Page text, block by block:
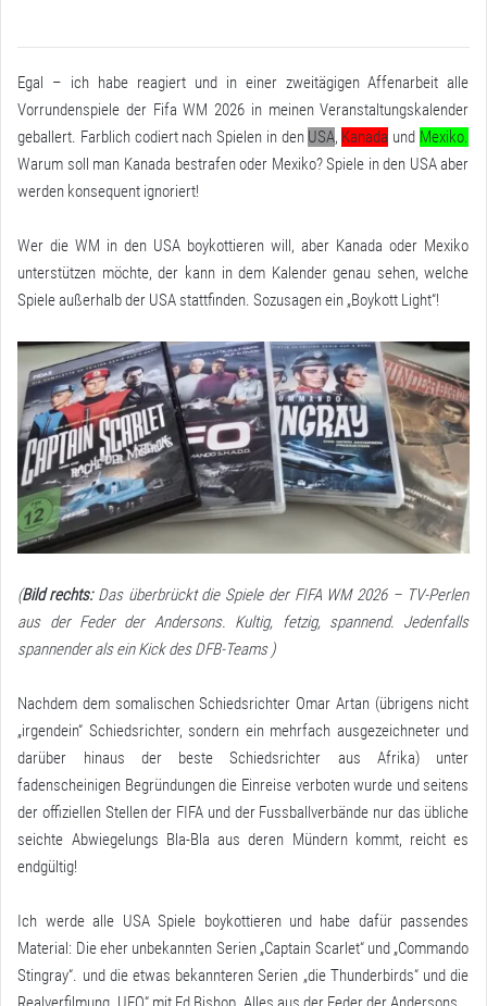
Egal – ich habe reagiert und in einer zweitägigen Affenarbeit alle
Vorrundenspiele der Fifa WM 2026 in meinenVeranstaltungskalender
geballert. Farblich codiert nach Spielen in den USA, Kanada und Mexiko.
Warum soll man Kanada bestrafen oder Mexiko? Spiele in den USA aber
werden konsequent ignoriert!
Wer die WM in den USA boykottieren will, aber Kanada oder Mexiko
unterstützen möchte, der kann in dem Kalender genau sehen, welche
Spiele außerhalb der USA stattfinden. Sozusagen ein „Boykott Light“!
(Bild rechts:Das überbrückt die Spiele der FIFA WM 2026 – TV-Perlen
aus der Feder der Andersons. Kultig, fetzig, spannend. Jedenfalls
spannender als ein Kick des DFB-Teams )
Nachdem dem somalischen Schiedsrichter Omar Artan (übrigens nicht
„irgendein“ Schiedsrichter, sondern ein mehrfach ausgezeichneter und
darüber hinaus der beste Schiedsrichter aus Afrika) unter
fadenscheinigen Begründungen die Einreise verboten wurde und seitens
der offiziellen Stellen der FIFA und der Fussballverbände nur das übliche
seichte Abwiegelungs Bla-Bla aus deren Mündern kommt, reicht es
endgültig!
Ich werde alle USA Spiele boykottieren und habe dafür passendes
Material: Die eher unbekannten Serien „Captain Scarlet“ und „Commando
Stingray“. und die etwas bekannteren Serien „die Thunderbirds“ und die